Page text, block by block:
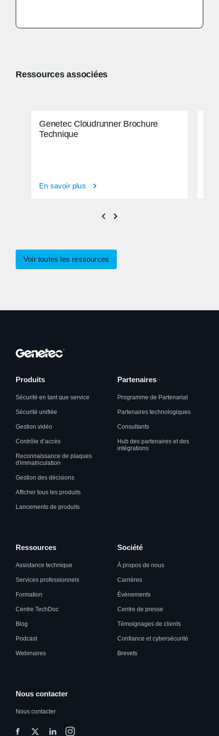
Ressources associées
Genetec Cloudrunner Brochure
Technique
En savoir plus
Voir toutes les ressources
Produits
Sécurité en tant que service
Sécurité unifiée
Gestion vidéo
Contrôle d’accès
Reconnaissance de plaques
d'immatriculation
Gestion des décisions
Afficher tous les produits
Lancements de produits
Partenaires
Programme de Partenariat
Partenaires technologiques
Consultants
Hub des partenaires et des
intégrations
Ressources
Assistance technique
Services professionnels
Formation
Centre TechDoc
Blog
Podcast
Webinaires
Société
À propos de nous
Carrières
Événements
Centre de presse
Témoignages de clients
Confiance et cybersécurité
Brevets
Nous contacter
Nous contacter